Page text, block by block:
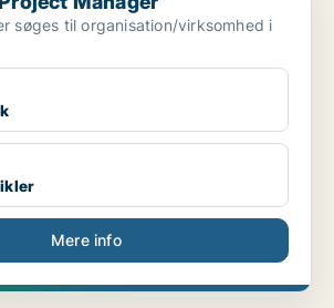
søges til organisation/virksomhed i
Mere info